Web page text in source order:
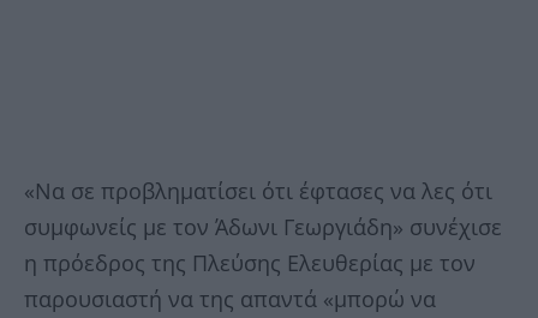
«Να σε προβληματίσει ότι έφτασες να λες ότι
συμφωνείς με τον Άδωνι Γεωργιάδη» συνέχισε
η πρόεδρος της Πλεύσης Ελευθερίας με τον
παρουσιαστή να της απαντά «μπορώ να